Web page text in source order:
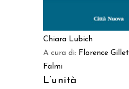
Chiara Lubich
A cura di: Florence Gillet
Falmi
L’unità